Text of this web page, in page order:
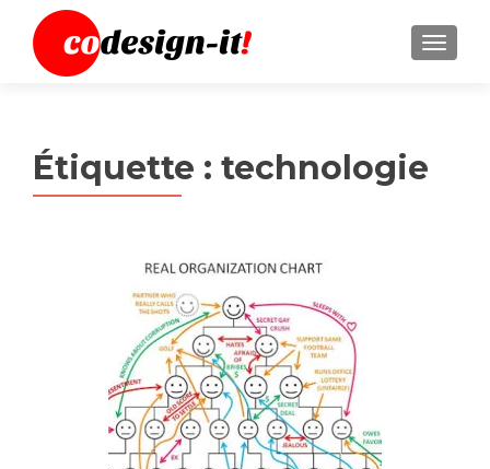
MENU
Étiquette : technologie